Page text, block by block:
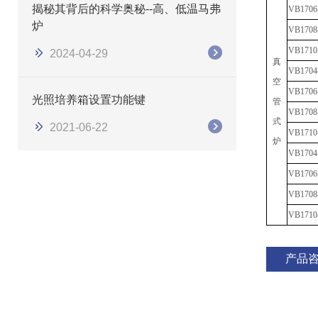
揭秘其背后的科学奥秘--高、低温马弗
炉
2024-04-29
光照培养箱设置功能键
2021-06-22
真
空
管
式
炉
VB
VB
VB
VB
VB
VB
VB
VB
VB
VB
VB
产品